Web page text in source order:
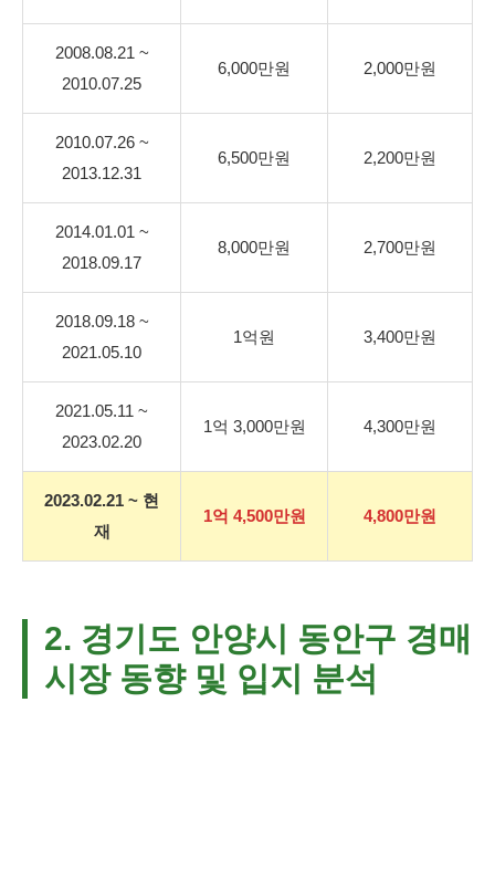
2008.08.21 ~
2010.07.25
6,000만원 2,000만원
2010.07.26 ~
2013.12.31
6,500만원 2,200만원
2014.01.01 ~
2018.09.17
8,000만원 2,700만원
2018.09.18 ~
2021.05.10
1억원 3,400만원
2021.05.11 ~
2023.02.20
1억 3,000만원 4,300만원
2023.02.21 ~ 현
재
1억 4,500만원 4,800만원
2. 경기도 안양시 동안구 경매
시장 동향 및 입지 분석